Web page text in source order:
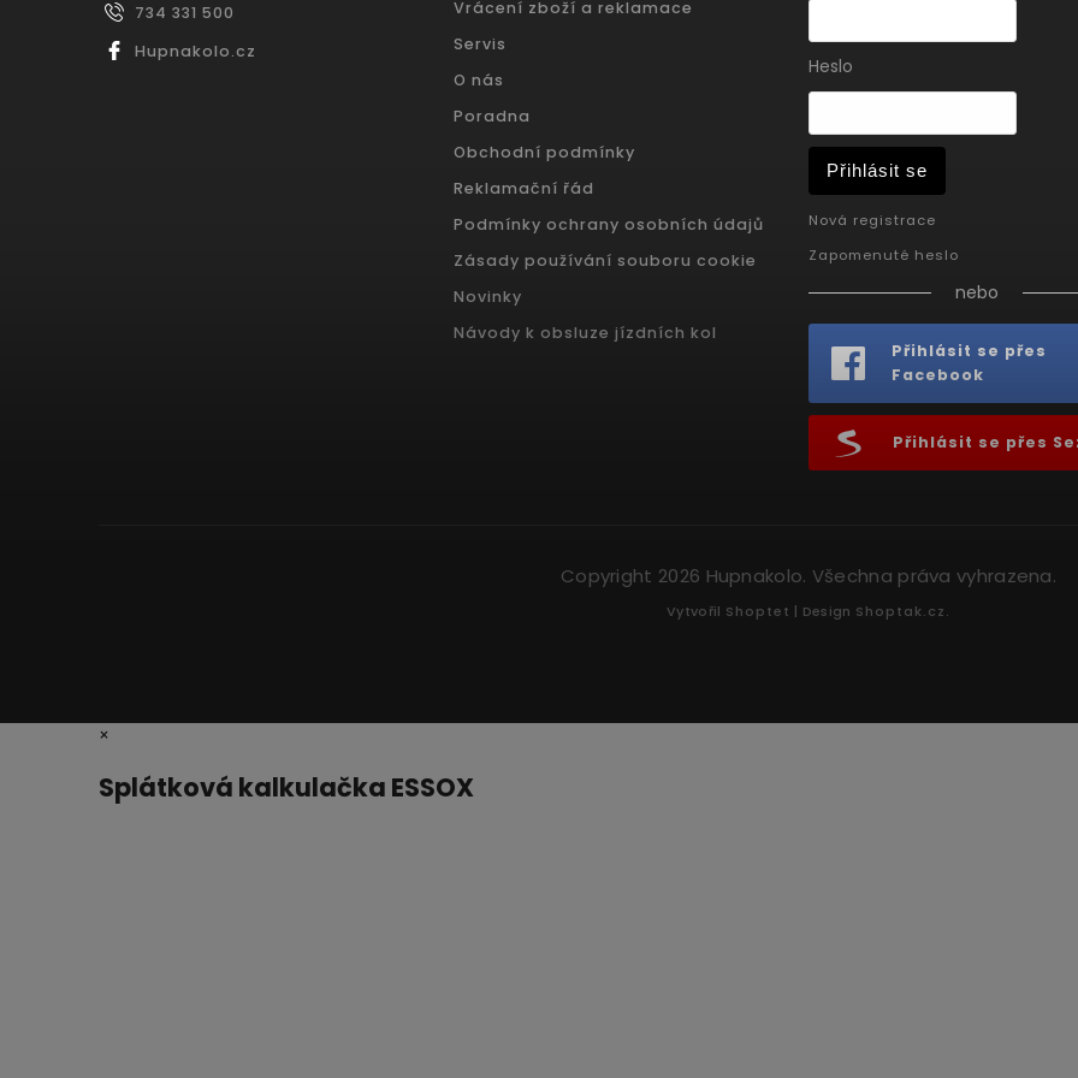
734 331 500
Hupnakolo.cz
Vrácení zboží a reklamace
Servis
O nás
Poradna
Obchodní podmínky
Reklamační řád
Podmínky ochrany osobních údajů
Zásady používání souboru cookie
Novinky
Návody k obsluze jízdních kol
Heslo
Přihlásit se
Nová registrace
Zapomenuté heslo
nebo
Přihlásit se přes
Facebook
Přihlásit se přes
Copyright 2026 Hupnakolo. Všechna práva vyhrazena.
Vytvořil Shoptet | Design Shoptak.cz.
×
Splátková kalkulačka ESSOX